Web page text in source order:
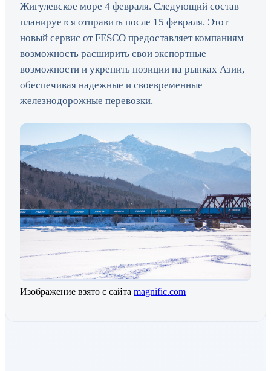
Жигулевское море 4 февраля. Следующий состав
планируется отправить после 15 февраля. Этот
новый сервис от FESCO предоставляет компаниям
возможность расширить свои экспортные
возможности и укрепить позиции на рынках Азии,
обеспечивая надежные и своевременные
железнодорожные перевозки.
Изображение взято с сайта magnific.com